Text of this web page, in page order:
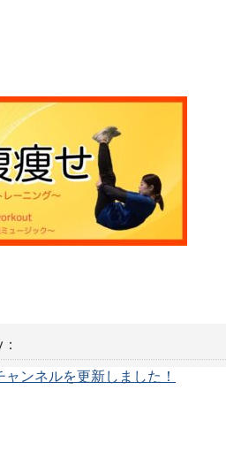
ンネルを更新しました！